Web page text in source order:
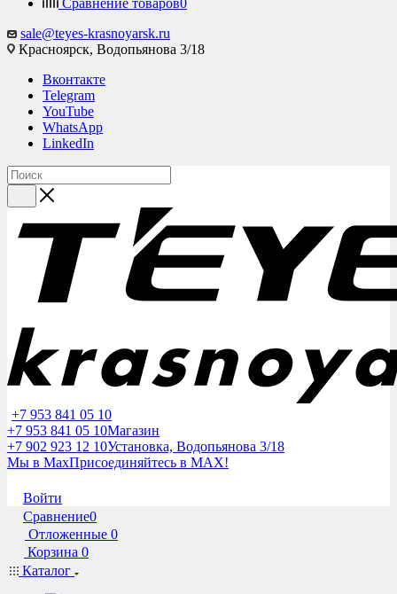
Сравнение товаров0
sale@teyes-krasnoyarsk.ru
Красноярск, Водопьянова 3/18
Вконтакте
Telegram
YouTube
WhatsApp
LinkedIn
+7 953 841 05 10
+7 953 841 05 10Магазин
+7 902 923 12 10Установка, Водопьянова 3/18
Мы в MaxПрисоединяйтесь в MAX!
Войти
Сравнение0
Отложенные 0
Корзина 0
Каталог